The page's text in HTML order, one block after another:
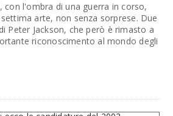
con l'ombra di una guerra in corso,
arte, non senza sorprese. Due
di Peter Jackson, che però è rimasto a
riconoscimento al mondo degli